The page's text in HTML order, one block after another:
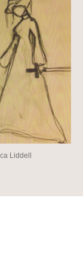
Liddell